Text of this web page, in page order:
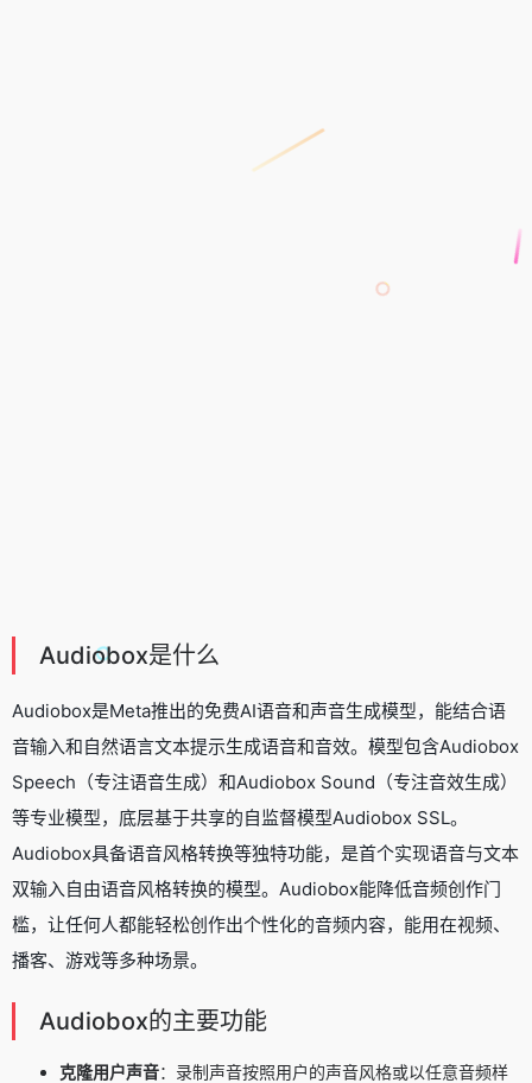
Audiobox是什么
Audiobox是Meta推出的免费AI语音和声音生成模型，能结合语
音输入和自然语言文本提示生成语音和音效。模型包含Audiobox
Speech（专注语音生成）和Audiobox Sound（专注音效生成）
等专业模型，底层基于共享的自监督模型Audiobox SSL。
Audiobox具备语音风格转换等独特功能，是首个实现语音与文本
双输入自由语音风格转换的模型。Audiobox能降低音频创作门
槛，让任何人都能轻松创作出个性化的音频内容，能用在视频、
播客、游戏等多种场景。
Audiobox的主要功能
克隆用户声音：录制声音按照用户的声音风格或以任意音频样